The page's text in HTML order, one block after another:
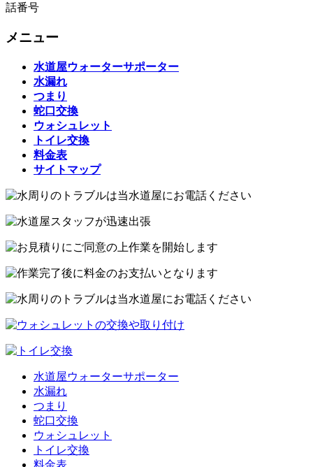
メニュー
水道屋ウォーターサポーター
水漏れ
つまり
蛇口交換
ウォシュレット
トイレ交換
料金表
サイトマップ
水道屋ウォーターサポーター
水漏れ
つまり
蛇口交換
ウォシュレット
トイレ交換
料金表